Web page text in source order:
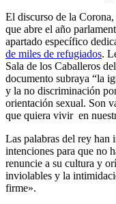
El discurso de la
que abre el año
apartado específico
de miles de refugiados.
Sala de los Caballeros
documento subraya “la
y la no discriminación
orientación sexual. Son
que quiera vivir en
Las palabras del rey han
intenciones para que no
renuncie a su cultura y
inviolables y la
firme».